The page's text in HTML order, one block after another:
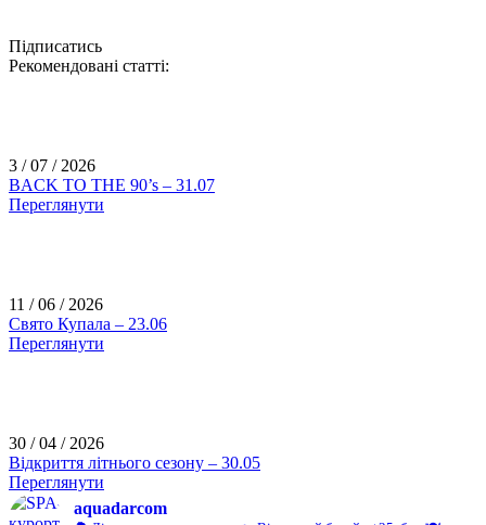
Підписатись
Рекомендовані статті:
3 / 07 / 2026
BACK TO THE 90’s – 31.07
Переглянути
11 / 06 / 2026
Свято Купала – 23.06
Переглянути
30 / 04 / 2026
Відкриття літнього сезону – 30.05
Переглянути
aquadarcom